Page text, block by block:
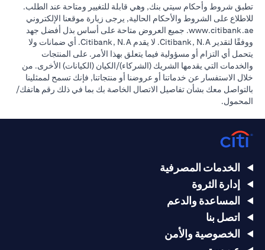
تطبق شروط وأحكام سيتي بنك, وهي قابلة للتغيير ومتاحة عند الطلب.
للاطلاع على الشروط والأحكام الحالية, يرجى زيارة موقعنا الإلكتروني
www.citibank.ae
opens in a new tab
. جميع العروض متاحة على أساس بذل أفضل جهد
ووفقًا لتقدير Citibank, N.A. لا يقدم Citibank, N.A. أي ضمانات ولا
يتحمل أي التزام أو مسؤولية فيما يتعلق بهذا الأمر. على المنتجات
والخدمات التي يقدمها الشريك (الشركاء)/الكيان (الكيانات) الأخرى. من
خلال الاستفسار عن خدماتنا أو عروضنا أو منتجاتنا, فإنك تسمح لممثلينا
بالتواصل معك بشأن تفاصيل الاتصال الخاصة بك بما في ذلك رقم هاتفك/
المحمول.
الخدمات المصرفية
إدارة الثروة
المساعدة والدعم
اتصل بنا
الخصوصية والأمن